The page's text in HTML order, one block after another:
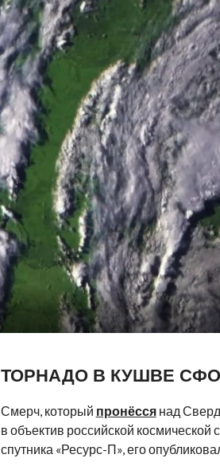
ТОРНАДО В КУШВЕ
Смерч, который пронёссянад
в объектив российской
спутника «Ресурс-П», его